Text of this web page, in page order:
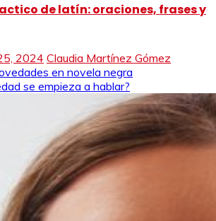
de latín: oraciones, frases y
2024 Claudia Martínez Gómez
en novela negra
se empieza a hablar?